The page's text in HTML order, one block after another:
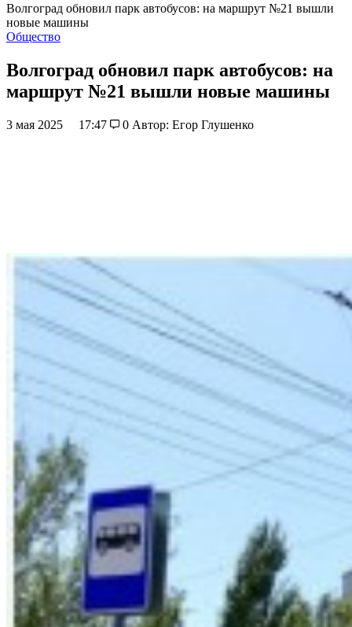
Волгоград обновил парк автобусов: на маршрут №21 вышли
новые машины
Общество
Волгоград обновил парк автобусов: на
маршрут №21 вышли новые машины
3 мая 2025 17:47 0 Автор: Егор Глушенко